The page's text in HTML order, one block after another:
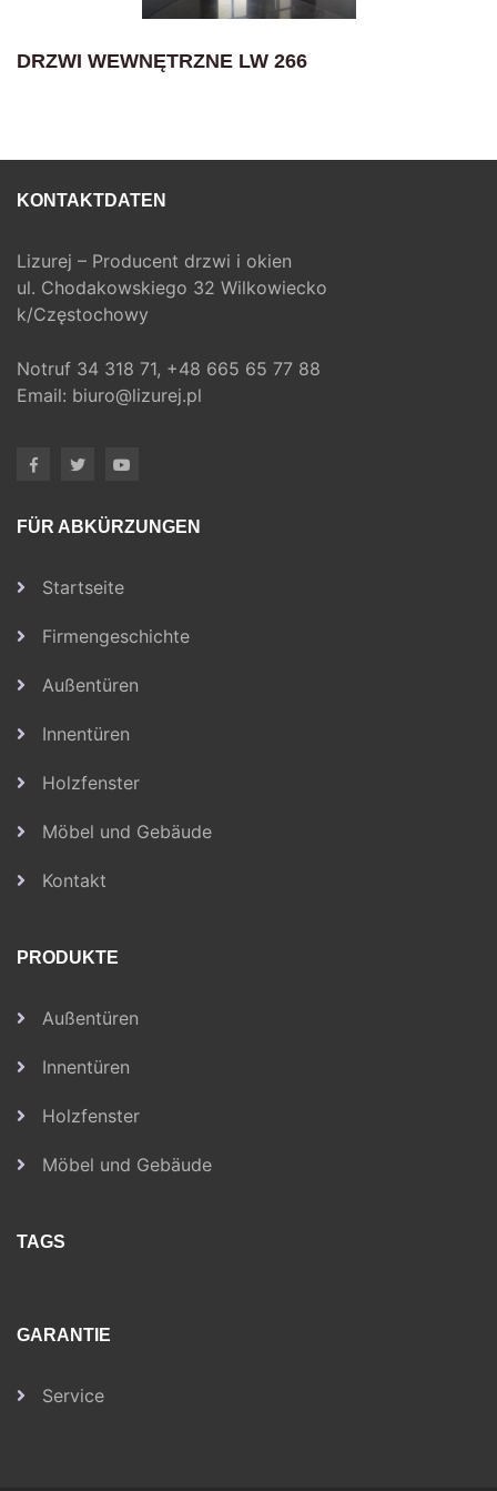
DRZWI WEWNĘTRZNE LW 266
KONTAKTDATEN
Lizurej – Producent drzwi i okien
ul. Chodakowskiego 32 Wilkowiecko
k/Częstochowy
Notruf 34 318 71, +48 665 65 77 88
Email: biuro@lizurej.pl
FÜR ABKÜRZUNGEN
Startseite
Firmengeschichte
Außentüren
Innentüren
Holzfenster
Möbel und Gebäude
Kontakt
PRODUKTE
Außentüren
Innentüren
Holzfenster
Möbel und Gebäude
TAGS
GARANTIE
Service